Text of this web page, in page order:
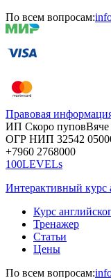
По всем вопросам:
Правовая
ИП Скоро пуповВяче
ОГР НИП 32542
+7960 2768000
100LEVELs
Интерактивный курс
Курс
Тренажер
Статьи
Цены
По всем вопросам: